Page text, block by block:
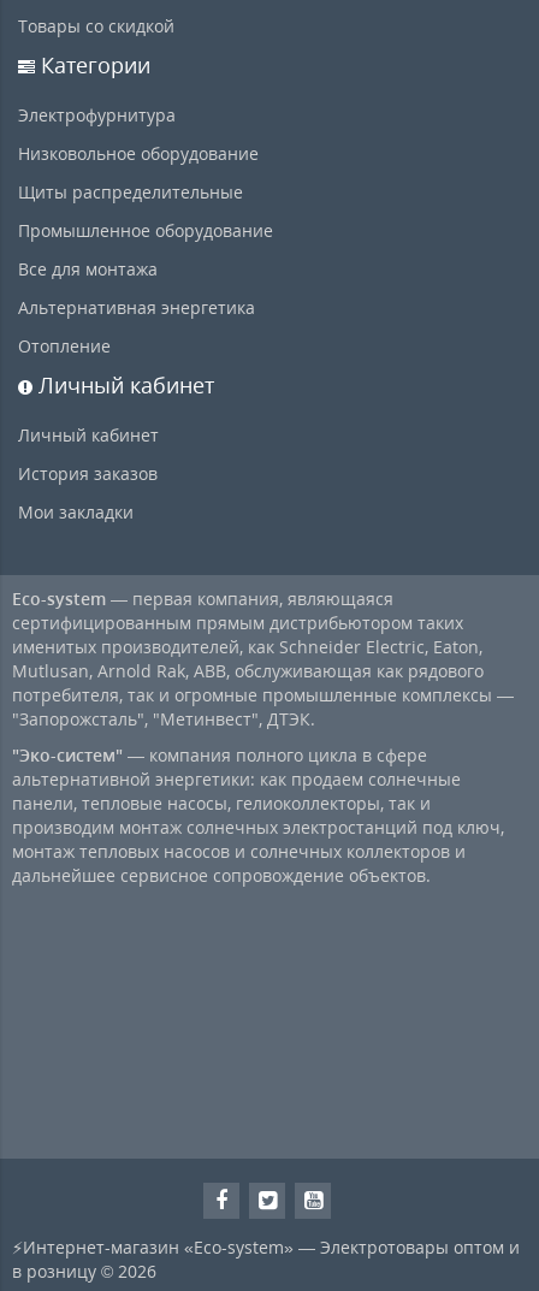
Товары со скидкой
Категории
Электрофурнитура
Низковольное оборудование
Щиты распределительные
Промышленное оборудование
Все для монтажа
Альтернативная энергетика
Отопление
Личный кабинет
Личный кабинет
История заказов
Мои закладки
Eco-system — первая компания, являющаяся
сертифицированным прямым дистрибьютором таких
именитых производителей, как Schneider Electric, Eaton,
Mutlusan, Arnold Rak, ABB, обслуживающая как рядового
потребителя, так и огромные промышленные комплексы —
"Запорожсталь", "Метинвест", ДТЭК.
"Эко-систем" — компания полного цикла в сфере
альтернативной энергетики: как продаем солнечные
панели, тепловые насосы, гелиоколлекторы, так и
производим монтаж солнечных электростанций под ключ,
монтаж тепловых насосов и солнечных коллекторов и
дальнейшее сервисное сопровождение объектов.
⚡Интернет-магазин «Eco-system» — Электротовары оптом и
в розницу © 2026